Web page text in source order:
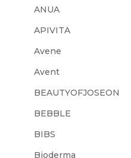
ANUA
APIVITA
Avene
Avent
BEAUTYOFJOSEON
BEBBLE
BIBS
Bioderma